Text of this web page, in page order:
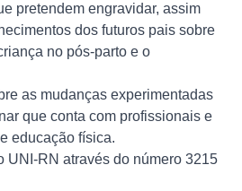
pretendem engravidar, assim
dos futuros pais sobre
no pós-parto e o
as mudanças experimentadas
que conta com profissionais e
educação física.
UNI-RN através do número 3215